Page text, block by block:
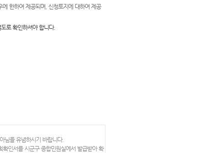
한하여 제공되며, 신청토지에 대하여 제공
로 확인하셔야 합니다.
님을 유념하시기 바랍니다.
인서를 시군구 종합민원실에서 발급받아 확